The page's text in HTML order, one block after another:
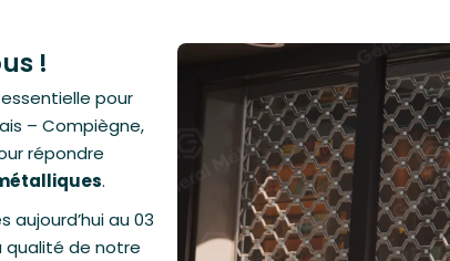
!
pour
– Compiègne,
répondre
.
aujourd’hui au03
qualité de notre